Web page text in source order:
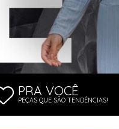
PRA VOCÊ
PEÇAS QUE SÃO TENDÊNCIAS!